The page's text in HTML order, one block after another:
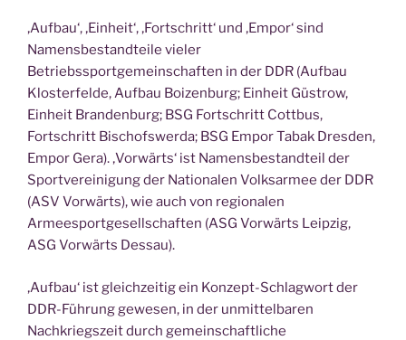
‚Aufbau‘, ‚Einheit‘, ‚Fortschritt‘ und ‚Empor‘ sind
Namensbestandteile vieler
Betriebssportgemeinschaften in der DDR (Aufbau
Klosterfelde, Aufbau Boizenburg; Einheit Güstrow,
Einheit Brandenburg; BSG Fortschritt Cottbus,
Fortschritt Bischofswerda; BSG Empor Tabak Dresden,
Empor Gera). ‚Vorwärts‘ ist Namensbestandteil der
Sportvereinigung der Nationalen Volksarmee der DDR
(ASV Vorwärts), wie auch von regionalen
Armeesportgesellschaften (ASG Vorwärts Leipzig,
ASG Vorwärts Dessau).
‚Aufbau‘ ist gleichzeitig ein Konzept-Schlagwort der
DDR-Führung gewesen, in der unmittelbaren
Nachkriegszeit durch gemeinschaftliche